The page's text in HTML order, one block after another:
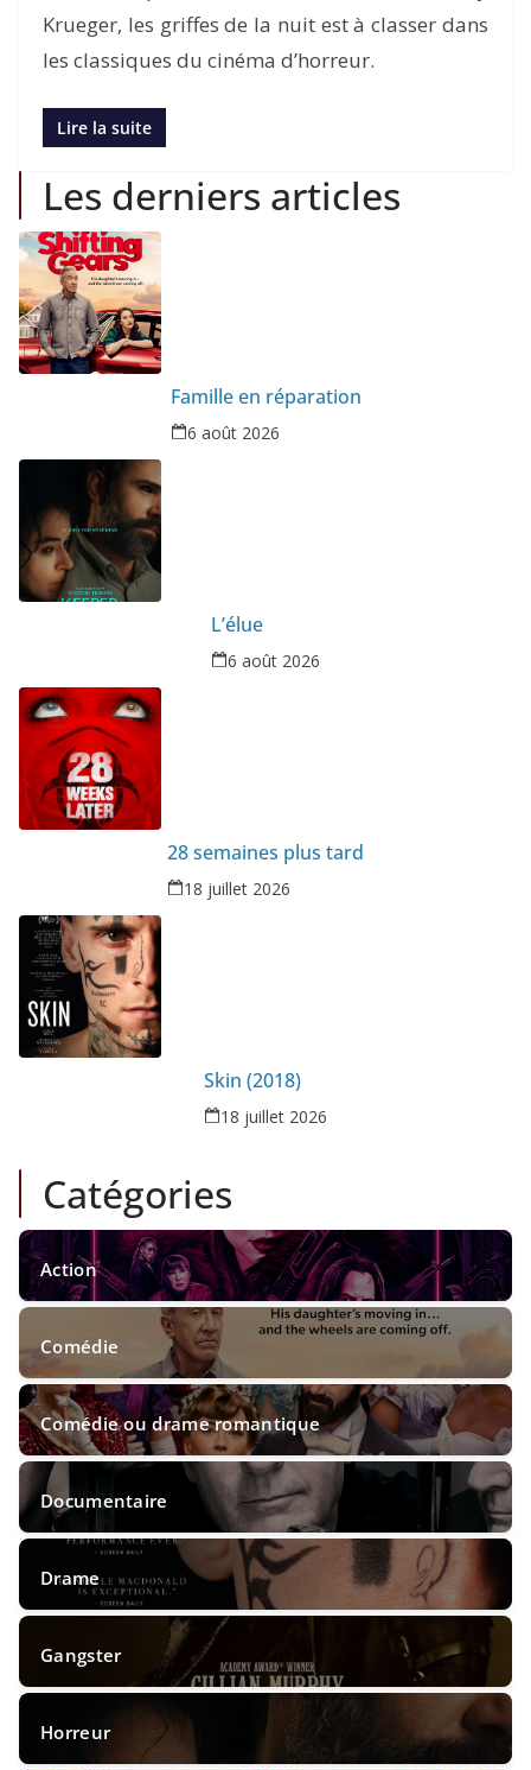
Krueger, les griffes de la nuit est à classer dans
les classiques du cinéma d’horreur.
Lire la suite
Les derniers articles
Famille en réparation
6 août 2026
L’élue
6 août 2026
28 semaines plus tard
18 juillet 2026
Skin (2018)
18 juillet 2026
Catégories
Action
2article(s)
Comédie
18article(s)
Comédie ou drame romantique
article(s)
Documentaire
3article(s)
Drame
article(s)
Gangster
Horreur